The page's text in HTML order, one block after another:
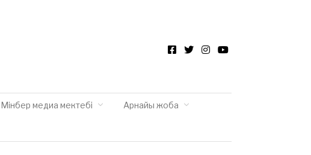
Мінбер медиа мектебі Арнайы жоба